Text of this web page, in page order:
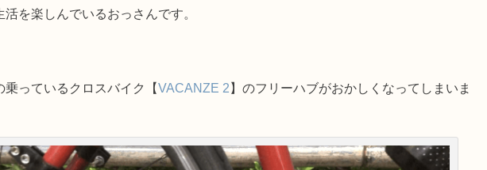
活を楽しんでいるおっさんです。
乗っているクロスバイク【VACANZE 2 】のフリーハブがおかしくなってしまいま